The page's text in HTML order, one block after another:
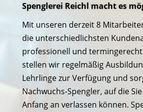
Spenglerei Reichl macht es
Mit unseren derzeit 8
die unterschiedlichsten
professionell und
stellen wir regelmäßig
Lehrlinge zur Verfügung und
Nachwuchs-Spengler, auf die
Anfang an verlassen können.